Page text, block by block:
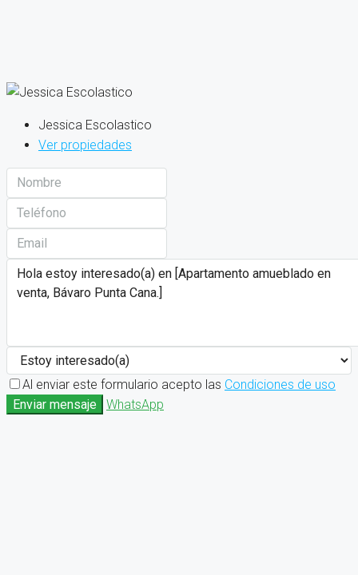
Jessica Escolastico
Ver propiedades
Al enviar este formulario acepto las Condiciones de uso
Enviar mensaje
WhatsApp